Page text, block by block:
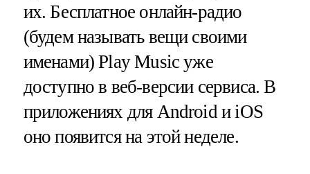
их. Бесплатное онлайн-радио
(будем называть вещи своими
именами) Play Music уже
доступно в веб-версии сервиса. В
приложениях для Android и iOS
оно появится на этой неделе.